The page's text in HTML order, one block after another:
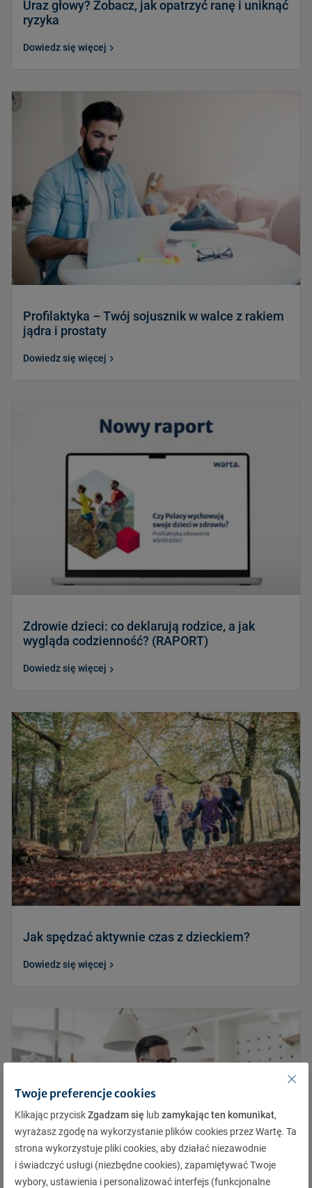
Uraz głowy? Zobacz, jak opatrzyć ranę i uniknąć
ryzyka
Dowiedz się więcej
Profilaktyka – Twój sojusznik w walce z rakiem
jądra i prostaty
Dowiedz się więcej
Zdrowie dzieci: co deklarują rodzice, a jak
wygląda codzienność? (RAPORT)
Dowiedz się więcej
Jak spędzać aktywnie czas z dzieckiem?
Dowiedz się więcej
Twoje preferencje cookies
Klikając przyciskZgadzam się lubzamykając ten komunikat,
wyrażasz zgodę na wykorzystanie plików cookies przez Wartę. Ta
strona wykorzystuje pliki cookies, aby działać niezawodnie
i świadczyć usługi (niezbędne cookies), zapamiętywać Twoje
wybory, ustawienia i personalizować interfejs (funkcjonalne